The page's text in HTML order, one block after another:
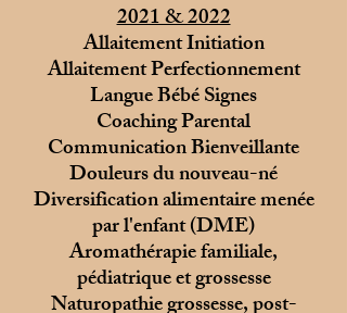
2021 & 2022
Allaitement Initiation
Allaitement Perfectionnement
Langue Bébé Signes
Coaching Parental
Communication Bienveillante
Douleurs du nouveau-né
Diversification alimentaire menée
par l'enfant (DME)
Aromathérapie familiale,
pédiatrique et grossesse